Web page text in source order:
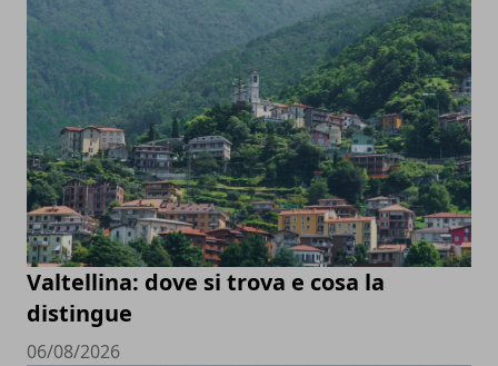
Valtellina: dove si trova e cosa la
distingue
06/08/2026